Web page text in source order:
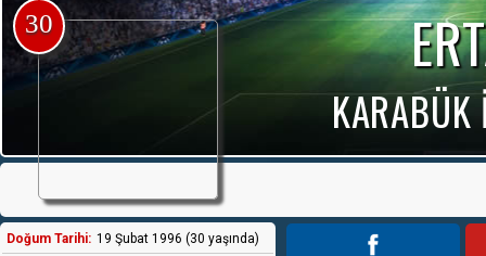
KARABÜK
30
Doğum Tarihi: 19 Şubat 1996 (30 yaşında)